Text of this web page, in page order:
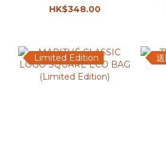
HK$348.00
Limited Edition